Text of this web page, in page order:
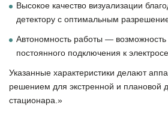
Высокое качество визуализации
детектору с оптимальным
Автономность работы — возможность
постоянного подключения к
Указанные характеристики делают
решением для экстренной и плановой
стационара.»